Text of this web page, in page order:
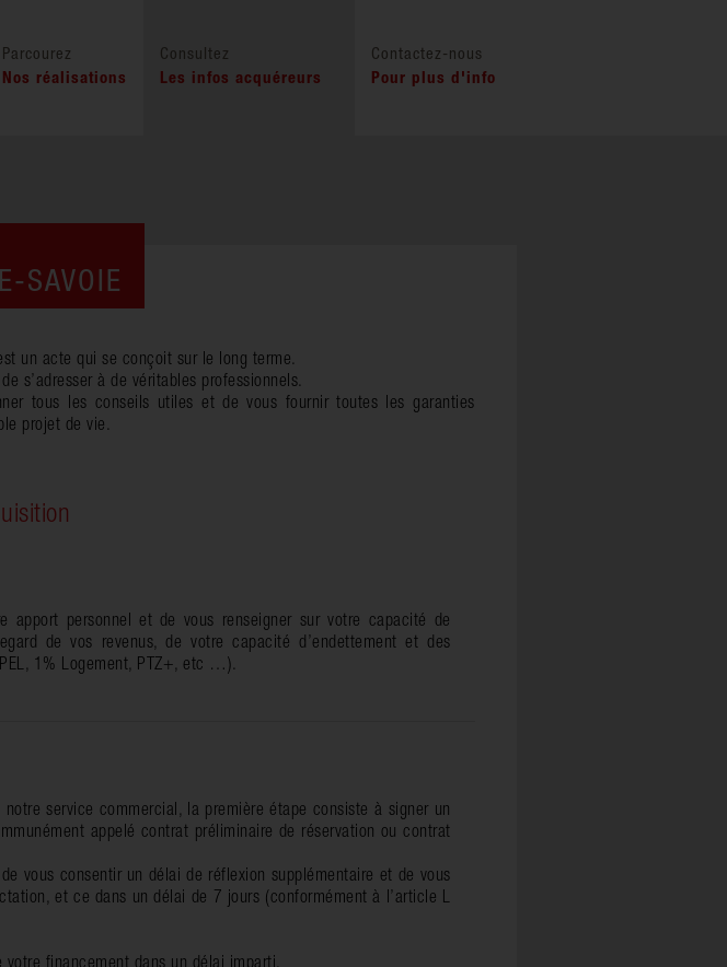
Parcourez
Nos réalisations
Consultez
Les infos acquéreurs
Contactez-nous
Pour plus d'info
SAVOIE
un acte qui se conçoit sur le long terme.
s’adresser à de véritables professionnels.
tous les conseils utiles et de vous fournir toutes les garanties
projet de vie.
apport personnel et de vous renseigner sur votre capacité de
de vos revenus, de votre capacité d’endettement et des
1% Logement, PTZ+, etc …).
service commercial, la première étape consiste à signer un
appelé contrat préliminaire de réservation ou contrat
vous consentir un délai de réflexion supplémentaire et de vous
et ce dans un délai de 7 jours (conformément à l’article L